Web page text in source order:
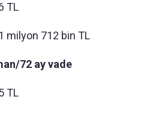
TL
milyon 712 bin TL
72 ay vade
TL